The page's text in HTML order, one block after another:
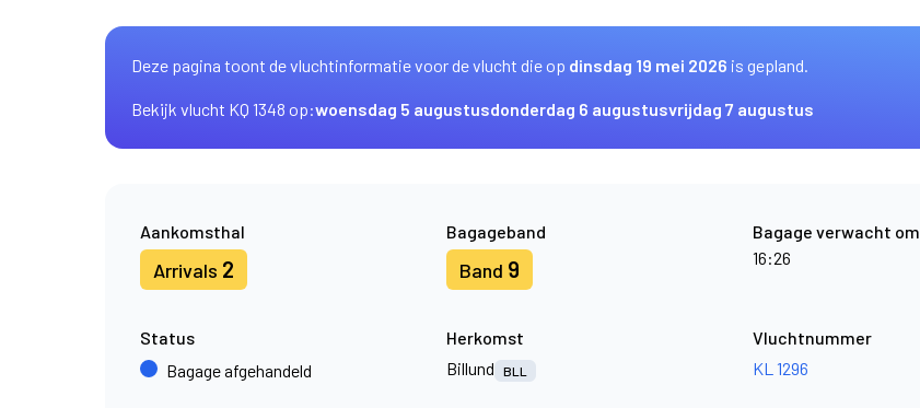
Deze pagina toont de vluchtinformatie voor de vlucht die op dinsdag 19 mei 2026 is gepland.
Bekijk vlucht KQ 1348 op:woensdag 5 augustusdonderdag 6 augustusvrijdag 7 augustus
Aankomsthal
Arrivals 2
Bagageband
Band 9
Bagage verwacht om
16:26
Status
Bagage afgehandeld
Herkomst
Billund
BLL
Vluchtnummer
KL 1296